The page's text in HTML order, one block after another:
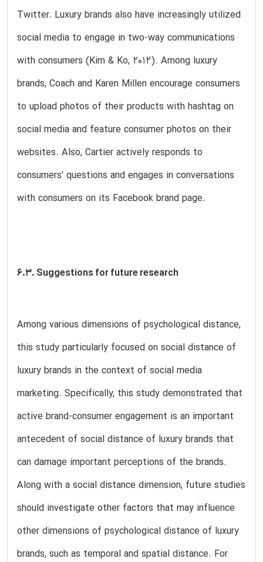
Twitter. Luxury brands also have increasingly utilized
social media to engage in two-way communications
with consumers (Kim & Ko, 2012). Among luxury
brands, Coach and Karen Millen encourage consumers
to upload photos of their products with hashtag on
social media and feature consumer photos on their
websites. Also, Cartier actively responds to
consumers' questions and engages in conversations
with consumers on its Facebook brand page.
6.3. Suggestions for future research
Among various dimensions of psychological distance,
this study particularly focused on social distance of
luxury brands in the context of social media
marketing. Specifically, this study demonstrated that
active brand-consumer engagement is an important
antecedent of social distance of luxury brands that
can damage important perceptions of the brands.
Along with a social distance dimension, future studies
should investigate other factors that may influence
other dimensions of psychological distance of luxury
brands, such as temporal and spatial distance. For